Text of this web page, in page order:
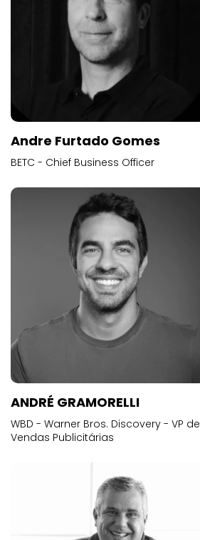
Andre Furtado Gomes
BETC - Chief Business Officer
ANDRÉ GRAMORELLI
WBD - Warner Bros. Discovery - VP de
Vendas Publicitárias